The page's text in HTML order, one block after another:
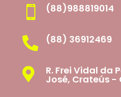
 (88)988819014
 (88) 36912469
 R. Frei Vidal da
José, Crateús -